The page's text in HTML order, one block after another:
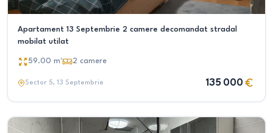
Apartament 13 Septembrie 2 camere decomandat stradal
mobilat utilat
59.00 m² 2 camere
Sector 5, 13 Septembrie 135 000